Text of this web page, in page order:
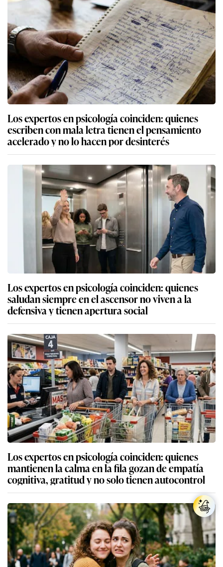
Los expertos en psicología coinciden: quienes
escriben con mala letra tienen el pensamiento
acelerado y no lo hacen por desinterés
Los expertos en psicología coinciden: quienes
saludan siempre en el ascensor no viven a la
defensiva y tienen apertura social
Los expertos en psicología coinciden: quienes
mantienen la calma en la fila gozan de empatía
cognitiva, gratitud y no solo tienen autocontrol